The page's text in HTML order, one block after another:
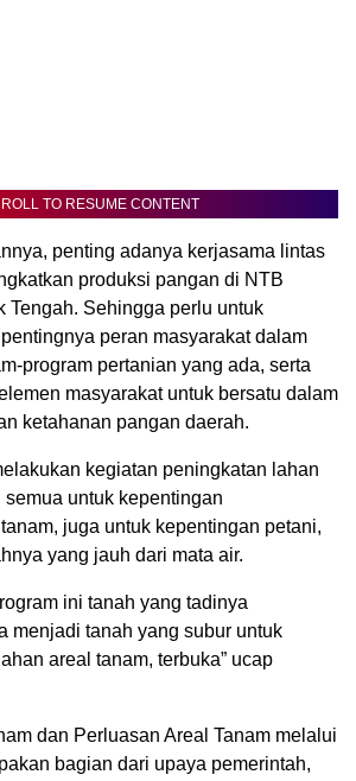
TO RESUME CONTENT
penting adanya kerjasama lintas
produksi pangan di NTB
Tengah. Sehingga perlu untuk
peran masyarakat dalam
program pertanian yang ada, serta
masyarakat untuk bersatu dalam
ketahanan pangan daerah.
kegiatan peningkatan lahan
untuk kepentingan
juga untuk kepentingan petani,
yang jauh dari mata air.
ini tanah yang tadinya
menjadi tanah yang subur untuk
areal tanam, terbuka” ucap
dan Perluasan Areal Tanam melalui
bagian dari upaya pemerintah,